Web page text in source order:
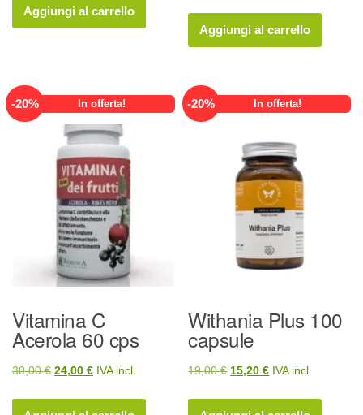
originale
era:
attuale
è:
Aggiungi al carrello
originale
era:
attuale
è:
Aggiungi al carrello
-20% In offerta!
Vitamina C
Acerola 60 cps
30,00€ Il
originale
24,00 €Il
attuale
IVA incl.
-20% In offerta!
Withania Plus 100
capsule
19,00€ Il
originale
15,20€Il
attuale
IVA incl.